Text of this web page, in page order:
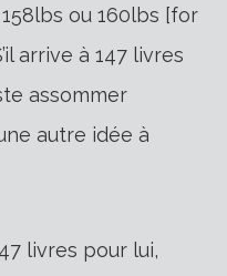
ou 160lbs [for
arrive à 147 livres
assommer
autre idée à
livres pour lui,